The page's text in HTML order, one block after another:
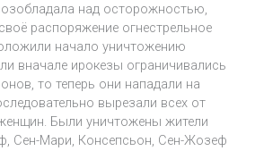
над осторожностью,
распоряжение огнестрельное
начало уничтожению
вначале ирокезы ограничивались
то теперь они нападали на
вырезали всех от
Были уничтожены жители
Сен-Мари, Консепсьон, Сен-Жозеф